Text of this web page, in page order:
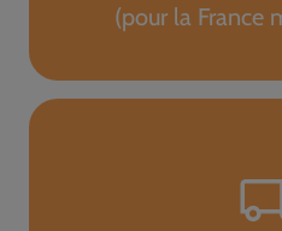
(pour la France